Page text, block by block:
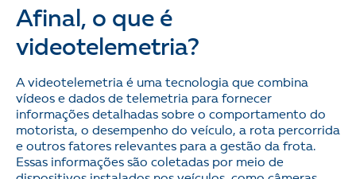
Afinal, o que é
videotelemetria?
A videotelemetria é uma tecnologia que combina
vídeos e dados de telemetria para fornecer
informações detalhadas sobre o comportamento do
motorista, o desempenho do veículo, a rota percorrida
e outros fatores relevantes para a gestão da frota.
Essas informações são coletadas por meio de